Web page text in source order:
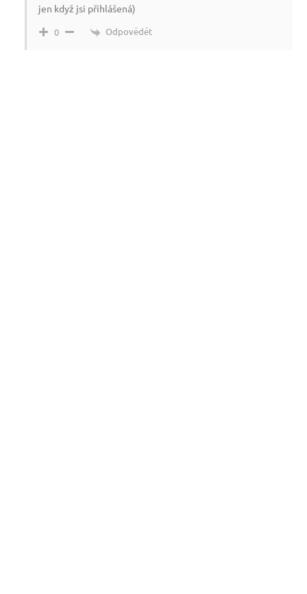
jen když jsi přihlášená)
0 Odpovědět